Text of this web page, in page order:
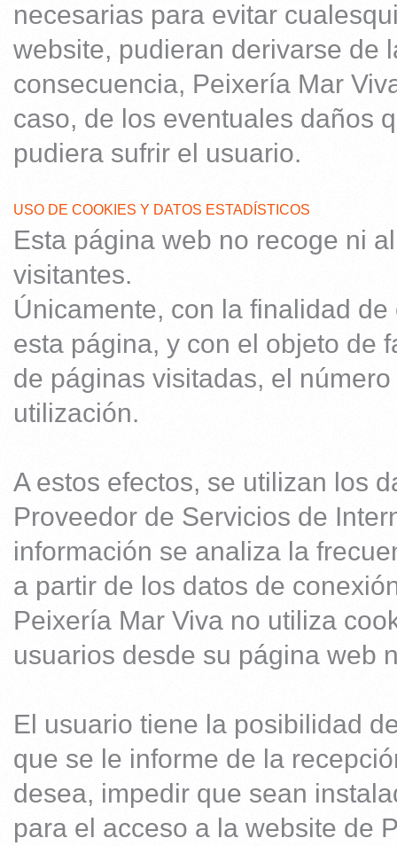
necesarias para evitar
website, pudieran derivarse de
consecuencia, Peixería Mar
caso, de los eventuales daños
pudiera sufrir el usuario.
USO DE COOKIES Y DATOS ESTADÍSTICOS
Esta página web no recoge ni
visitantes.
Únicamente, con la finalidad
esta página, y con el objeto de
de páginas visitadas, el
utilización.
A estos efectos, se utilizan los
Proveedor de Servicios de
información se analiza la
a partir de los datos de
Peixería Mar Viva no utiliza
usuarios desde su página web
El usuario tiene la posibilidad
que se le informe de la
desea, impedir que sean
para el acceso a la website de